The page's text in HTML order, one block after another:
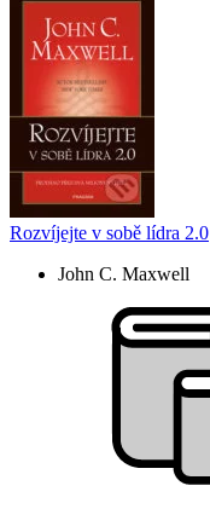
Rozvíjejte v sobě lídra 2.0
John C. Maxwell